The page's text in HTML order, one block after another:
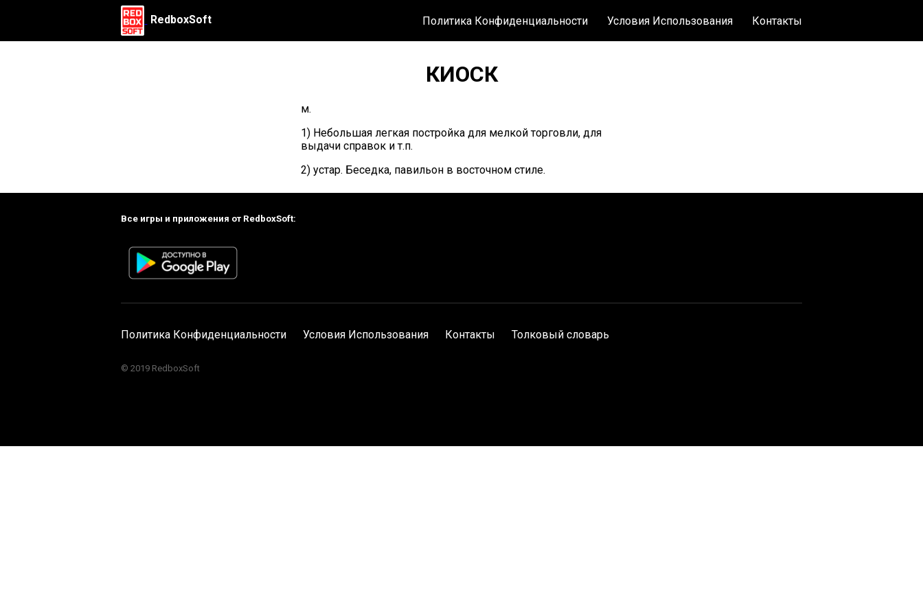
RedboxSoft Политика Конфиденциальности Условия Использования Контакты
КИОСК
м.
1) Небольшая легкая постройка для мелкой торговли, для
выдачи справок и т.п.
2) устар. Беседка, павильон в восточном стиле.
Все игры и приложения от RedboxSoft:
Политика Конфиденциальности Условия Использования Контакты Толковый словарь
© 2019 RedboxSoft